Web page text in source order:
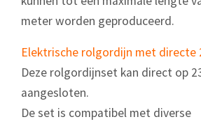
meter worden geproduceerd.
Elektrische rolgordijn met directe
Deze rolgordijnset kan direct op
aangesloten.
De set is compatibel met diverse